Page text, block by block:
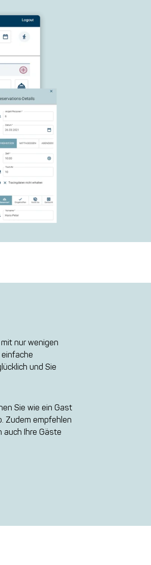
nur wenigen
und Sie
Sie wie ein Gast
Zudem empfehlen
auch Ihre Gäste